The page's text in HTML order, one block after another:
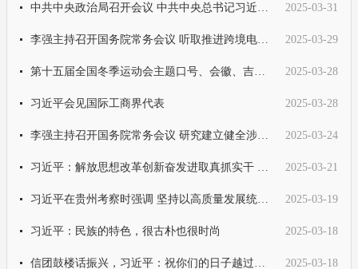
2025-03-31
2025-03-29
2025-03-28
习近平会见国际工商界代表 2025-03-28
2025-03-24
2025-03-21
2025-03-19
习近平：民族的特色，很古朴也很时尚 2025-03-18
2025-03-18